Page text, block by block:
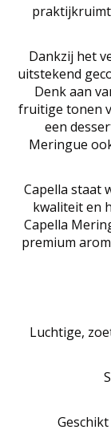
Dankzij het
uitstekend
Denk aan
fruitige tonen
een
Meringue
Capella staat
kwaliteit en
Capella
premium
Luchtige,